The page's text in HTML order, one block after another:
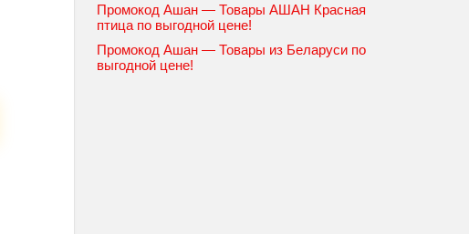
Промокод Ашан — Товары АШАН Красная
птица по выгодной цене!
Промокод Ашан — Товары из Беларуси по
выгодной цене!